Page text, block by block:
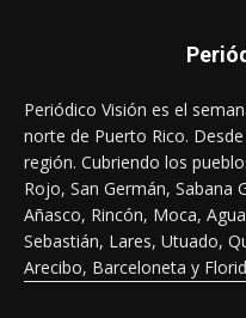
Periódico Visión es el
norte de Puerto Rico.
región. Cubriendo los
Rojo, San Germán, Sabana
Añasco, Rincón, Moca,
Sebastián, Lares, Utuado,
Arecibo, Barceloneta y